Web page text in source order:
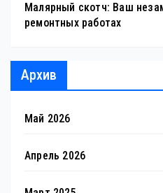
Малярный скотч: Ваш
ремонтных работах
Архив
Май 2026
Апрель 2026